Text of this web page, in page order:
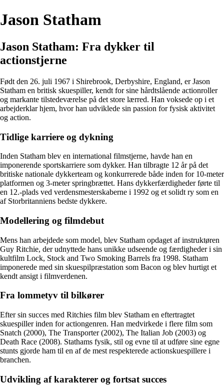
Jason Statham
Jason Statham: Fra dykker til
actionstjerne
Født den 26. juli 1967 i Shirebrook, Derbyshire, England, er Jason
Statham en britisk skuespiller, kendt for sine hårdtslående actionroller
og markante tilstedeværelse på det store lærred. Han voksede op i et
arbejderklar hjem, hvor han udviklede sin passion for fysisk aktivitet
og action.
Tidlige karriere og dykning
Inden Statham blev en international filmstjerne, havde han en
imponerende sportskarriere som dykker. Han tilbragte 12 år på det
britiske nationale dykkerteam og konkurrerede både inden for 10-meter
platformen og 3-meter springbrættet. Hans dykkerfærdigheder førte til
en 12.-plads ved verdensmesterskaberne i 1992 og et solidt ry som en
af Storbritanniens bedste dykkere.
Modellering og filmdebut
Mens han arbejdede som model, blev Statham opdaget af instruktøren
Guy Ritchie, der udnyttede hans unikke udseende og færdigheder i sin
kultfilm Lock, Stock and Two Smoking Barrels fra 1998. Statham
imponerede med sin skuespilpræstation som Bacon og blev hurtigt et
kendt ansigt i filmverdenen.
Fra lommetyv til bilkører
Efter sin succes med Ritchies film blev Statham en eftertragtet
skuespiller inden for actiongenren. Han medvirkede i flere film som
Snatch (2000), The Transporter (2002), The Italian Job (2003) og
Death Race (2008). Stathams fysik, stil og evne til at udføre sine egne
stunts gjorde ham til en af ​​de mest respekterede actionskuespillere i
branchen.
Udvikling af karakterer og fortsat succes